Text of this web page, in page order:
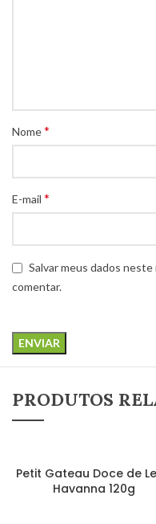
Nome*
E-mail *
Salvar meus dados
comentar.
PRODUTOS
Petit Gateau Doce de
Havanna 120g